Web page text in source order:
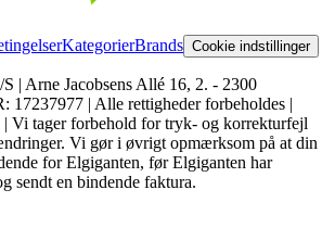
KategorierBrands Cookie indstillinger
| Arne Jacobsens Allé 16, 2. - 2300
17237977 | Alle rettigheder forbeholdes |
Vi tager forbehold for tryk- og korrekturfejl
Vi gør i øvrigt opmærksom på at din
for Elgiganten, før Elgiganten har
sendt en bindende faktura.